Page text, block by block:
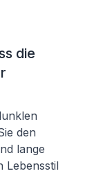
die
den
lange
Lebensstil